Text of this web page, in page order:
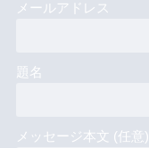
メールアドレス
題名
メッセージ本文 (任意)